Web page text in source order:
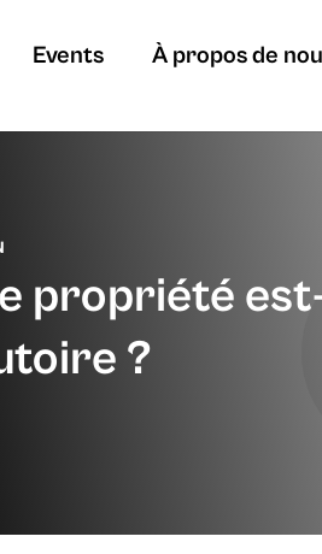
Events À propos de
propriété
?